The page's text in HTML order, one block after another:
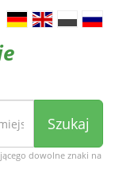
Szukaj
dowolne znaki na